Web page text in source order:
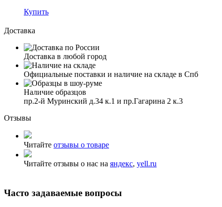
Купить
Доставка
Доставка в любой город
Официальные поставки и наличие на складе в Спб
Наличие образцов
пр.2-й Муринский д.34 к.1 и пр.Гагарина 2 к.3
Отзывы
Читайте отзывы о товаре
Читайте отзывы о нас на яндекс, yell.ru
Часто задаваемые вопросы